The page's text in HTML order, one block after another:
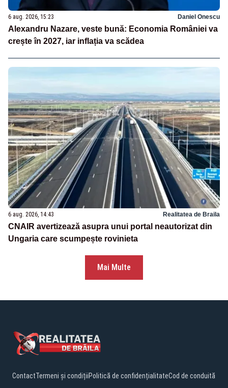
6 aug. 2026, 15:23 Daniel Onescu
Alexandru Nazare, veste bună: Economia României va
crește în 2027, iar inflația va scădea
6 aug. 2026, 14:43 Realitatea de Braila
CNAIR avertizează asupra unui portal neautorizat din
Ungaria care scumpește rovinieta
Mai Multe
ContactTermeni și condițiiPolitică de confidențialitateCod de conduită